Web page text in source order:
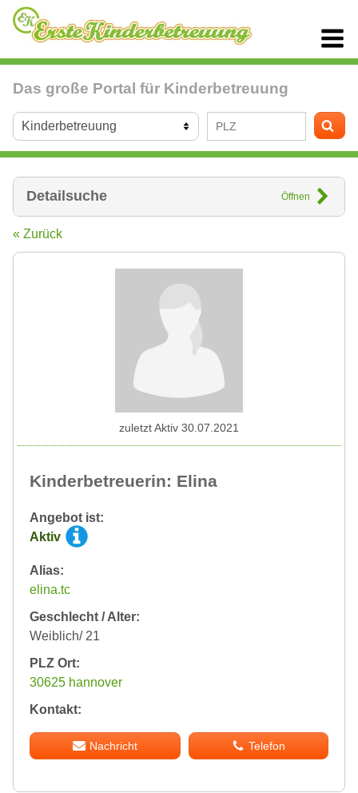
Das große Portal für Kinderbetreuung
Detailsuche Öffnen
« Zurück
Kinderbetreuerin: Elina
Angebot ist:
Aktiv
Alias:
elina.tc
Geschlecht / Alter:
Weiblich/ 21
PLZ Ort:
30625 hannover
Kontakt:
Nachricht Telefon
zuletzt Aktiv 30.07.2021